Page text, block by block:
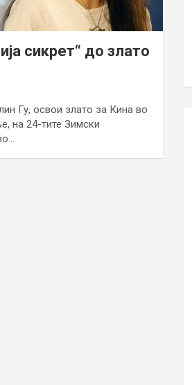
сикрет“ до злато
Гу, освои злато за Кина во
на 24-тите Зимски